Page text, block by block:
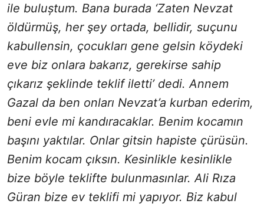
ile buluștum. Bana burada ‘Zaten Nevzat
öldürmüş, her şey ortada, bellidir, suçunu
kabullensin, çocukları gene gelsin köydeki
eve biz onlara bakarız, gerekirse sahip
çıkarız şeklinde teklif iletti’ dedi. Annem
Gazal da ben onları Nevzat’a kurban ederim,
beni evle mi kandıracaklar. Benim kocamın
başını yaktılar. Onlar gitsin hapiste çürüsün.
Benim kocam çıksın. Kesinlikle kesinlikle
bize böyle teklifte bulunmasınlar. Ali Rıza
Güran bize ev teklifi mi yapıyor. Biz kabul